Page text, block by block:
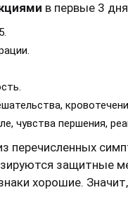
в первые 3
чувства першения,
перечисленных
защитные
хорошие.